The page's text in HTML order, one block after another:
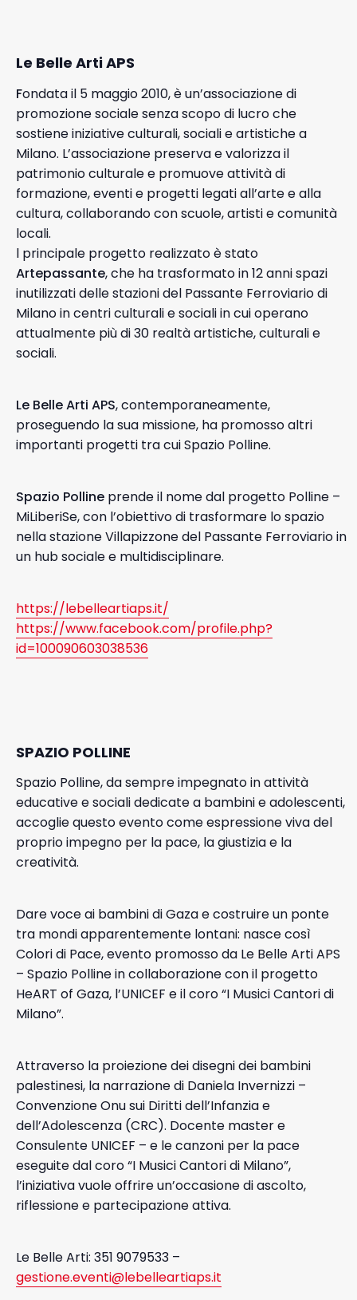
Le Belle Arti APS
Fondata il 5 maggio 2010, è un’associazione di
promozione sociale senza scopo di lucro che
sostiene iniziative culturali, sociali e artistiche a
Milano. L’associazione preserva e valorizza il
patrimonio culturale e promuove attività di
formazione, eventi e progetti legati all’arte e alla
cultura, collaborando con scuole, artisti e comunità
locali.
l principale progetto realizzato è stato
Artepassante, che ha trasformato in 12 anni spazi
inutilizzati delle stazioni del Passante Ferroviario di
Milano in centri culturali e sociali in cui operano
attualmente più di 30 realtà artistiche, culturali e
sociali.
Le Belle Arti APS, contemporaneamente,
proseguendo la sua missione, ha promosso altri
importanti progetti tra cui Spazio Polline.
Spazio Polline prende il nome dal progetto Polline –
MiLiberiSe, con l’obiettivo di trasformare lo spazio
nella stazione Villapizzone del Passante Ferroviario in
un hub sociale e multidisciplinare.
https://lebelleartiaps.it/
https://www.facebook.com/profile.php?
id=100090603038536
SPAZIO POLLINE
Spazio Polline, da sempre impegnato in attività
educative e sociali dedicate a bambini e adolescenti,
accoglie questo evento come espressione viva del
proprio impegno per la pace, la giustizia e la
creatività.
Dare voce ai bambini di Gaza e costruire un ponte
tra mondi apparentemente lontani: nasce così
Colori di Pace, evento promosso da Le Belle Arti APS
– Spazio Polline in collaborazione con il progetto
HeART of Gaza, l’UNICEF e il coro “I Musici Cantori di
Milano”.
Attraverso la proiezione dei disegni dei bambini
palestinesi, la narrazione di Daniela Invernizzi –
Convenzione Onu sui Diritti dell’Infanzia e
dell’Adolescenza (CRC). Docente master e
Consulente UNICEF – e le canzoni per la pace
eseguite dal coro “I Musici Cantori di Milano”,
l’iniziativa vuole offrire un’occasione di ascolto,
riflessione e partecipazione attiva.
Le Belle Arti: 351 9079533 –
gestione.eventi@lebelleartiaps.it